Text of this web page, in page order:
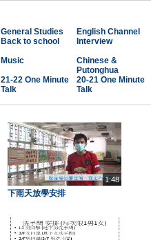
General Studies
English Channel
Back to school
Interview
Music
Chinese &
Putonghua
21-22 One Minute
Talk
20-21 One Minute
Talk
1:48
下雨天放學安排